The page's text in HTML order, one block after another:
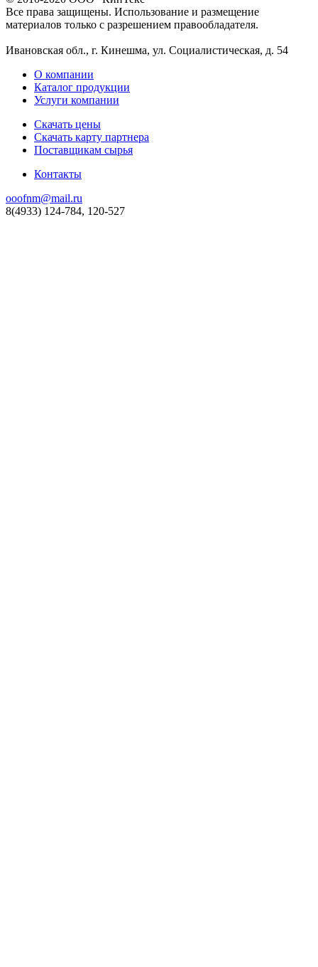
Все права защищены. Использование и размещение
материалов только с разрешением правообладателя.
Ивановская обл., г. Кинешма, ул. Социалистическая, д. 54
О компании
Каталог продукции
Услуги компании
Скачать цены
Скачать карту партнера
Поставщикам сырья
Контакты
ooofnm@mail.ru
8(4933) 124-784, 120-527